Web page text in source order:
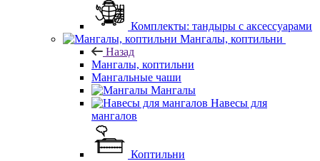
Комплекты: тандыры с аксессуарами
Мангалы, коптильни
Назад
Мангалы, коптильни
Мангальные чаши
Мангалы
Навесы для
мангалов
Коптильни